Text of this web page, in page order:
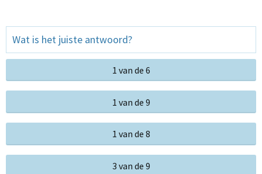
Wat is het juiste antwoord?
1 van de 6
1 van de 9
1 van de 8
3 van de 9